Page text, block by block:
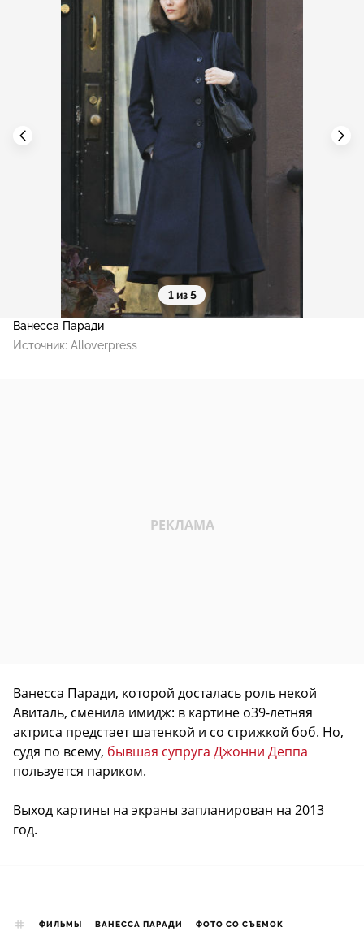
1 из 5
Ванесса Паради
Источник: Alloverpress
Ванесса Паради, которой досталась роль некой
Авиталь, сменила имидж: в картине о39-летняя
актриса предстает шатенкой и со стрижкой боб. Но,
судя по всему, бывшая супруга Джонни Деппа
пользуется париком.
Выход картины на экраны запланирован на 2013
год.
ФИЛЬМЫ ВАНЕССА ПАРАДИ ФОТО СО СЪЕМОК